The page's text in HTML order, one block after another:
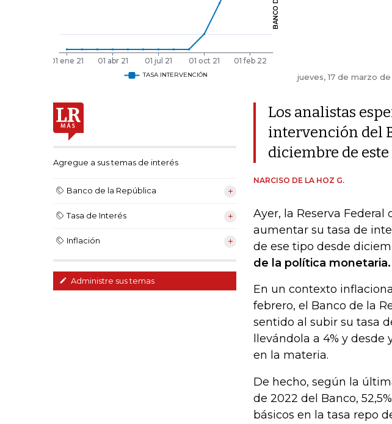
jueves, 17 de marzo
Agregue a sus temas de interés
Banco de la República
Tasa de Interés
Inflación
Administre sus temas
Los analistas
intervención del
diciembre de este
NARCISO DE LA HOZ G.
Ayer, la Reserva
aumentar su tasa de
de ese tipo desde
de la política monetaria.
En un contexto
febrero, el Banco de la
sentido al subir su tasa
llevándola a 4% y
en la materia.
De hecho, según la
de 2022 del Banco,
básicos en la tasa repo